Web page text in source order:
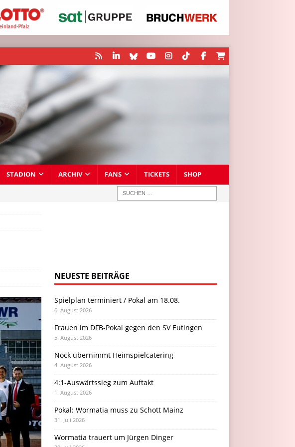
STADION ARCHIV FANS TICKETS SHOP
NEUESTE BEITRÄGE
Spielplan terminiert / Pokal am 18.08.
6. August 2026
Frauen im DFB-Pokal gegen den SV Eutingen
5. August 2026
Nock übernimmt Heimspielcatering
4. August 2026
4:1-Auswärtssieg zum Auftakt
1. August 2026
Pokal: Wormatia muss zu Schott Mainz
31. Juli 2026
Wormatia trauert um Jürgen Dinger